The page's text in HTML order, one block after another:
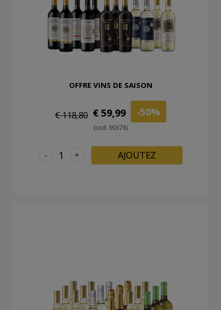
OFFRE VINS DE SAISON
€ 118,80 € 59,99 -50%
(cod. 90378)
+
- AJOUTEZ